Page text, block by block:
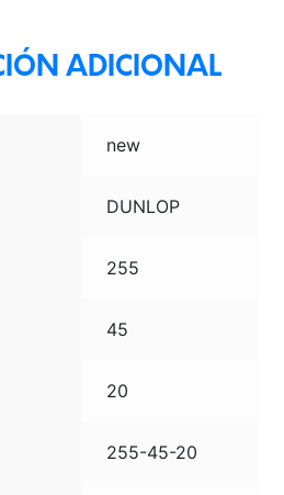
ADICIONAL
new
DUNLOP
255
45
20
255-45-20